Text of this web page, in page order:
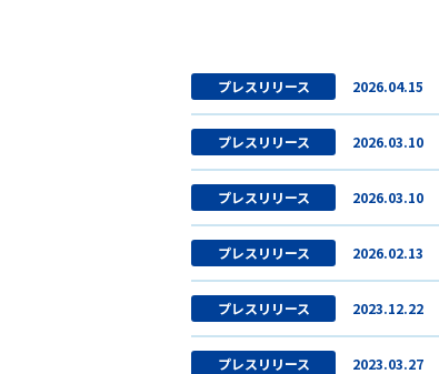
プレスリリース 2026.04.15
プレスリリース 2026.03.10
プレスリリース 2026.03.10
プレスリリース 2026.02.13
プレスリリース 2023.12.22
プレスリリース 2023.03.27